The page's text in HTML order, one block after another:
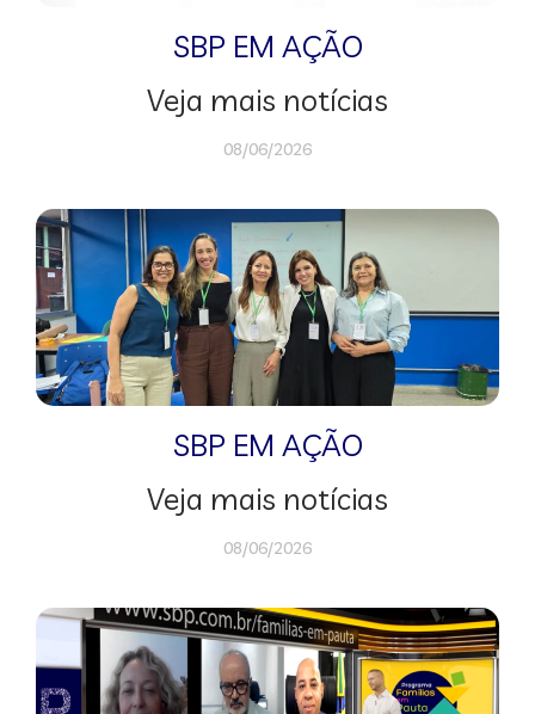
SBP EM AÇÃO
Veja mais notícias
08/06/2026
SBP EM AÇÃO
Veja mais notícias
08/06/2026